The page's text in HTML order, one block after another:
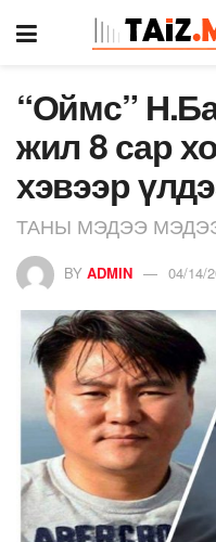
“Оймс”
жил 8 сар
хэвээр
ТАНЫ МЭДЭЭ
BY ADMIN 04/14/